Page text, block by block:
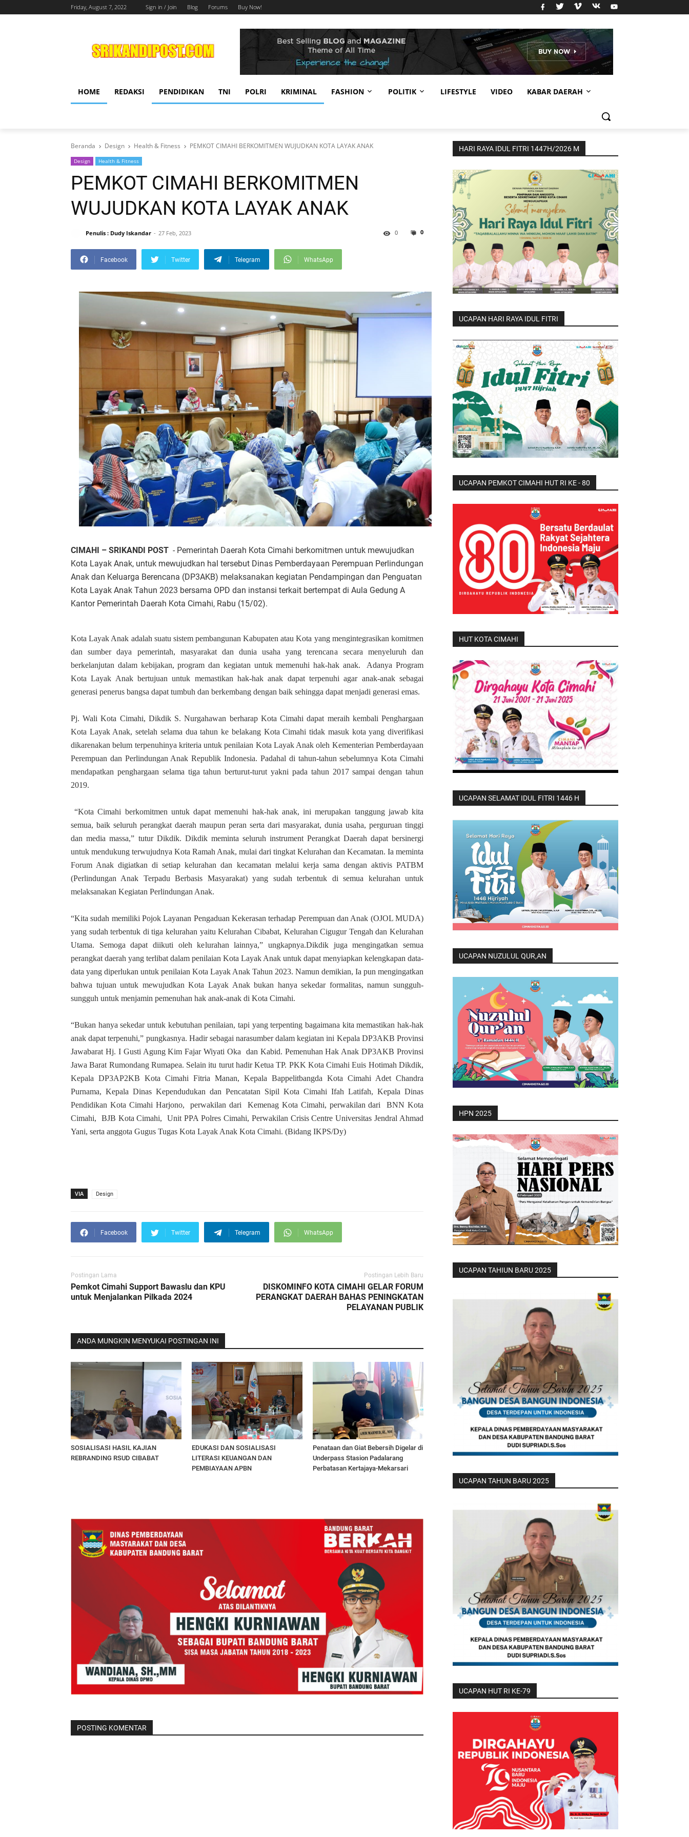
Friday, August 7, 2022 Sign in / Join Blog Forums Buy Now!
HOME REDAKSI PENDIDIKAN TNI POLRI KRIMINAL FASHION POLITIK LIFESTYLE VIDEO KABAR DAERAH
Beranda Design Health & Fitness PEMKOT CIMAHI BERKOMITMEN WUJUDKAN KOTA LAYAK ANAK
Design Health & Fitness
PEMKOT CIMAHI BERKOMITMEN
WUJUDKAN KOTA LAYAK ANAK
Penulis : Dudy Iskandar 27 Feb, 2023 0
0
Facebook Twitter Telegram WhatsApp
CIMAHI – SRIKANDI POST - Pemerintah Daerah Kota Cimahi berkomitmen untuk mewujudkan
Kota Layak Anak, untuk mewujudkan hal tersebut Dinas Pemberdayaan Perempuan Perlindungan
Anak dan Keluarga Berencana (DP3AKB) melaksanakan kegiatan Pendampingan dan Penguatan
Kota Layak Anak Tahun 2023 bersama OPD dan instansi terkait bertempat di Aula Gedung A
Kantor Pemerintah Daerah Kota Cimahi, Rabu (15/02).
Kota Layak Anak adalah suatu sistem pembangunan Kabupaten atau Kota yang mengintegrasikan komitmen
dan sumber daya pemerintah, masyarakat dan dunia usaha yang terencana secara menyeluruh dan
berkelanjutan dalam kebijakan, program dan kegiatan untuk memenuhi hak-hak anak. Adanya Program
Kota Layak Anak bertujuan untuk memastikan hak-hak anak dapat terpenuhi agar anak-anak sebagai
generasi penerus bangsa dapat tumbuh dan berkembang dengan baik sehingga dapat menjadi generasi emas.
Pj. Wali Kota Cimahi, Dikdik S. Nurgahawan berharap Kota Cimahi dapat meraih kembali Penghargaan
Kota Layak Anak, setelah selama dua tahun ke belakang Kota Cimahi tidak masuk kota yang diverifikasi
dikarenakan belum terpenuhinya kriteria untuk penilaian Kota Layak Anak oleh Kementerian Pemberdayaan
Perempuan dan Perlindungan Anak Republik Indonesia. Padahal di tahun-tahun sebelumnya Kota Cimahi
mendapatkan penghargaan selama tiga tahun berturut-turut yakni pada tahun 2017 sampai dengan tahun
2019.
“Kota Cimahi berkomitmen untuk dapat memenuhi hak-hak anak, ini merupakan tanggung jawab kita
semua, baik seluruh perangkat daerah maupun peran serta dari masyarakat, dunia usaha, perguruan tinggi
dan media massa,” tutur Dikdik. Dikdik meminta seluruh instrument Perangkat Daerah dapat bersinergi
untuk mendukung terwujudnya Kota Ramah Anak, mulai dari tingkat Kelurahan dan Kecamatan. Ia meminta
Forum Anak digiatkan di setiap kelurahan dan kecamatan melalui kerja sama dengan aktivis PATBM
(Perlindungan Anak Terpadu Berbasis Masyarakat) yang sudah terbentuk di semua kelurahan untuk
melaksanakan Kegiatan Perlindungan Anak.
“Kita sudah memiliki Pojok Layanan Pengaduan Kekerasan terhadap Perempuan dan Anak (OJOL MUDA)
yang sudah terbentuk di tiga kelurahan yaitu Kelurahan Cibabat, Kelurahan Cigugur Tengah dan Kelurahan
Utama. Semoga dapat diikuti oleh kelurahan lainnya,” ungkapnya.Dikdik juga mengingatkan semua
perangkat daerah yang terlibat dalam penilaian Kota Layak Anak untuk dapat menyiapkan kelengkapan data-
data yang diperlukan untuk penilaian Kota Layak Anak Tahun 2023. Namun demikian, Ia pun mengingatkan
bahwa tujuan untuk mewujudkan Kota Layak Anak bukan hanya sekedar formalitas, namun sungguh-
sungguh untuk menjamin pemenuhan hak anak-anak di Kota Cimahi.
“Bukan hanya sekedar untuk kebutuhan penilaian, tapi yang terpenting bagaimana kita memastikan hak-hak
anak dapat terpenuhi,” pungkasnya. Hadir sebagai narasumber dalam kegiatan ini Kepala DP3AKB Provinsi
Jawabarat Hj. I Gusti Agung Kim Fajar Wiyati Oka dan Kabid. Pemenuhan Hak Anak DP3AKB Provinsi
Jawa Barat Rumondang Rumapea. Selain itu turut hadir Ketua TP. PKK Kota Cimahi Euis Hotimah Dikdik,
Kepala DP3AP2KB Kota Cimahi Fitria Manan, Kepala Bappelitbangda Kota Cimahi Adet Chandra
Purnama, Kepala Dinas Kependudukan dan Pencatatan Sipil Kota Cimahi Ifah Latifah, Kepala Dinas
Pendidikan Kota Cimahi Harjono, perwakilan dari Kemenag Kota Cimahi, perwakilan dari BNN Kota
Cimahi, BJB Kota Cimahi, Unit PPA Polres Cimahi, Perwakilan Crisis Centre Universitas Jendral Ahmad
Yani, serta anggota Gugus Tugas Kota Layak Anak Kota Cimahi. (Bidang IKPS/Dy)
VIA Design
Facebook Twitter Telegram WhatsApp
Postingan Lama
Pemkot Cimahi Support Bawaslu dan KPU
untuk Menjalankan Pilkada 2024
Postingan Lebih Baru
DISKOMINFO KOTA CIMAHI GELAR FORUM
PERANGKAT DAERAH BAHAS PENINGKATAN
PELAYANAN PUBLIK
ANDA MUNGKIN MENYUKAI POSTINGAN INI
SOSIALISASI HASIL KAJIAN
REBRANDING RSUD CIBABAT
EDUKASI DAN SOSIALISASI
LITERASI KEUANGAN DAN
PEMBIAYAAN APBN
Penataan dan Giat Bebersih Digelar di
Underpass Stasion Padalarang
Perbatasan Kertajaya-Mekarsari
POSTING KOMENTAR
HARI RAYA IDUL FITRI 1447H/2026 M
UCAPAN HARI RAYA IDUL FITRI
UCAPAN PEMKOT CIMAHI HUT RI KE - 80
HUT KOTA CIMAHI
UCAPAN SELAMAT IDUL FITRI 1446 H
UCAPAN NUZULUL QUR,AN
HPN 2025
UCAPAN TAHIUN BARU 2025
UCAPAN TAHUN BARU 2025
UCAPAN HUT RI KE-79